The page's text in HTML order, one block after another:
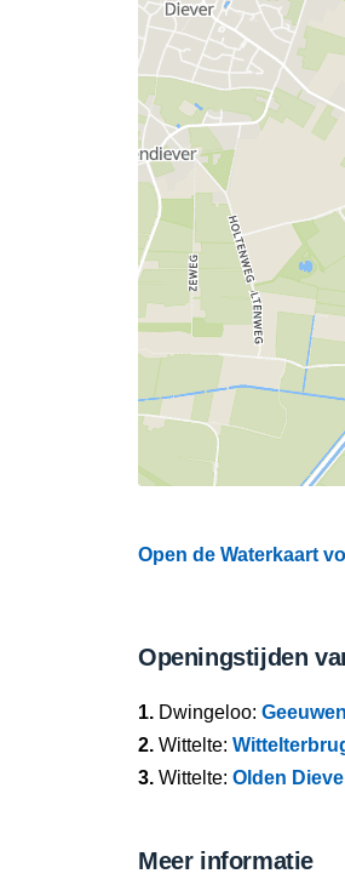
Open de Waterkaart
Openingstijden
1. Dwingeloo:
2. Wittelte:
3. Wittelte: Olden
Meer informatie